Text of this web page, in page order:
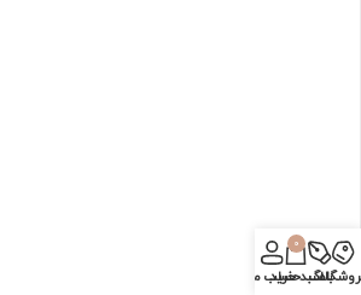
بلاگ
0
سبد خرید
حساب من